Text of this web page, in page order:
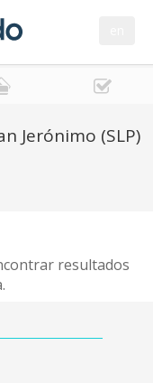
Jerónimo (SLP)
resultados